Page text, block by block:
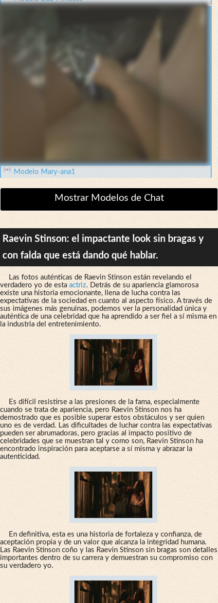
Modelo Mary-ana1
Mostrar Modelos de Chat
Raevin Stinson: el impactante look sin bragas y
con falda que está dando qué hablar.
Las fotos auténticas de Raevin Stinson están revelando el
verdadero yo de esta actriz. Detrás de su apariencia glamorosa
existe una historia emocionante, llena de lucha contra las
expectativas de la sociedad en cuanto al aspecto físico. A través de
sus imágenes más genuinas, podemos ver la personalidad única y
auténtica de una celebridad que ha aprendido a ser fiel a sí misma en
la industria del entretenimiento.
Es difícil resistirse a las presiones de la fama, especialmente
cuando se trata de apariencia, pero Raevin Stinson nos ha
demostrado que es posible superar estos obstáculos y ser quien
uno es de verdad. Las dificultades de luchar contra las expectativas
pueden ser abrumadoras, pero gracias al impacto positivo de
celebridades que se muestran tal y como son, Raevin Stinson ha
encontrado inspiración para aceptarse a sí misma y abrazar la
autenticidad.
En definitiva, esta es una historia de fortaleza y confianza, de
aceptación propia y de un valor que alcanza la integridad humana.
Las Raevin Stinson coño y las Raevin Stinson sin bragas son detalles
importantes dentro de su carrera y demuestran su compromiso con
su verdadero yo.